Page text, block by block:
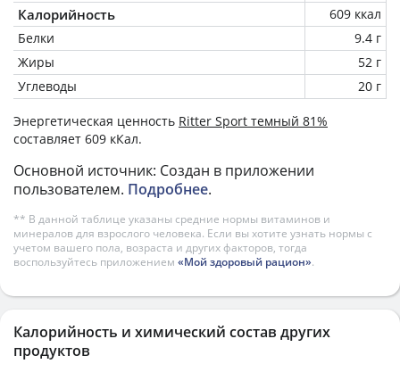
Калорийность
609 ккал
Белки
9.4 г
Жиры
52 г
Углеводы
20 г
Энергетическая ценность Ritter Sport темный 81%
составляет 609 кКал.
Основной источник: Создан в приложении
пользователем. Подробнее.
** В данной таблице указаны средние нормы витаминов и
минералов для взрослого человека. Если вы хотите узнать нормы с
учетом вашего пола, возраста и других факторов, тогда
воспользуйтесь приложением «Мой здоровый рацион».
Калорийность и химический состав других
продуктов